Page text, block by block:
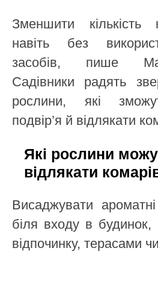
Зменшити кількість
навіть без
засобів, пише
Садівники радять
рослини, які
подвір’я й відлякати
Які рослини
відлякати
Висаджувати
біля входу в будинок,
відпочинку, терасами